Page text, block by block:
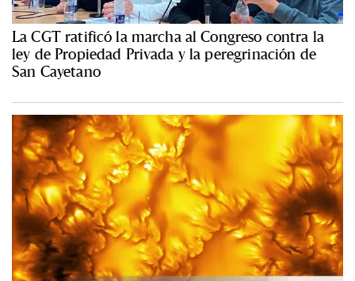
La CGT ratificó la marcha al Congreso contra la
ley de Propiedad Privada y la peregrinación de
San Cayetano